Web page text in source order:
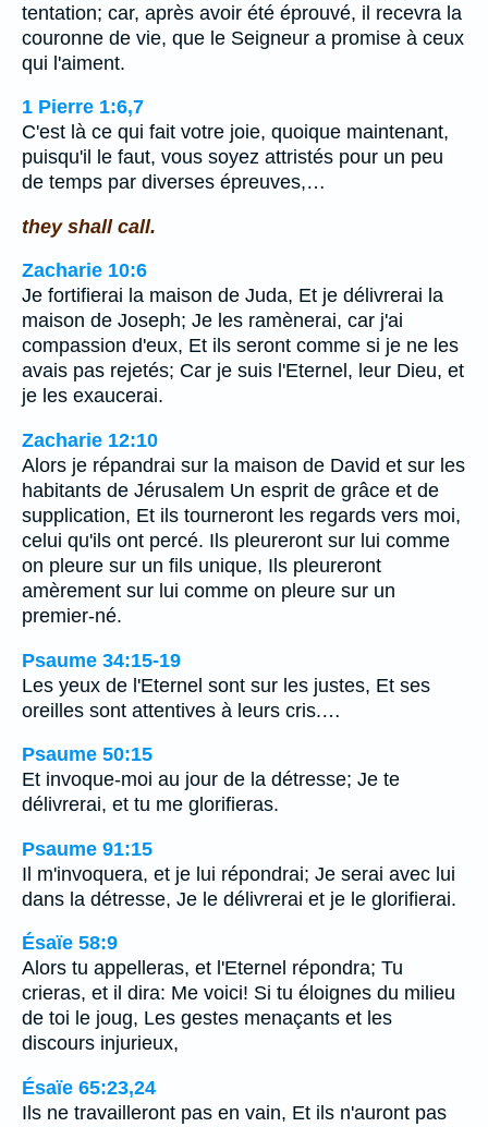
tentation; car, après avoir été éprouvé, il recevra la
couronne de vie, que le Seigneur a promise à ceux
qui l'aiment.
1 Pierre 1:6,7
C'est là ce qui fait votre joie, quoique maintenant,
puisqu'il le faut, vous soyez attristés pour un peu
de temps par diverses épreuves,…
they shall call.
Zacharie 10:6
Je fortifierai la maison de Juda, Et je délivrerai la
maison de Joseph; Je les ramènerai, car j'ai
compassion d'eux, Et ils seront comme si je ne les
avais pas rejetés; Car je suis l'Eternel, leur Dieu, et
je les exaucerai.
Zacharie 12:10
Alors je répandrai sur la maison de David et sur les
habitants de Jérusalem Un esprit de grâce et de
supplication, Et ils tourneront les regards vers moi,
celui qu'ils ont percé. Ils pleureront sur lui comme
on pleure sur un fils unique, Ils pleureront
amèrement sur lui comme on pleure sur un
premier-né.
Psaume 34:15-19
Les yeux de l'Eternel sont sur les justes, Et ses
oreilles sont attentives à leurs cris.…
Psaume 50:15
Et invoque-moi au jour de la détresse; Je te
délivrerai, et tu me glorifieras.
Psaume 91:15
Il m'invoquera, et je lui répondrai; Je serai avec lui
dans la détresse, Je le délivrerai et je le glorifierai.
Ésaïe 58:9
Alors tu appelleras, et l'Eternel répondra; Tu
crieras, et il dira: Me voici! Si tu éloignes du milieu
de toi le joug, Les gestes menaçants et les
discours injurieux,
Ésaïe 65:23,24
Ils ne travailleront pas en vain, Et ils n'auront pas